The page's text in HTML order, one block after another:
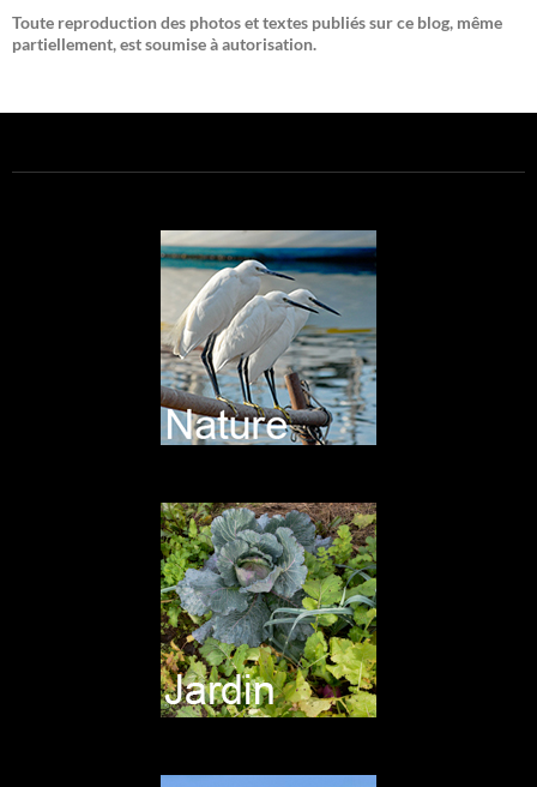
Toute reproduction des photos et textes publiés sur ce blog, même
partiellement, est soumise à autorisation.